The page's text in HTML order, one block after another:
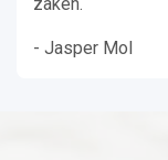
- Jasper Mol